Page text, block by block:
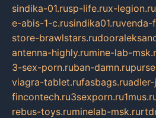
sindika-01.rusp-life.rux-legion.ru
e-abis-1-c.rusindika01.ruvenda-
store-brawlstars.ru
antenna-highly.rumine-lab-
3-sex-porn.ruban-damn.ru
viagra-tablet.rufasbags.ruadler-
fincontech.ru3sexporn.ru
rebus-toys.ruminelab-msk.ru